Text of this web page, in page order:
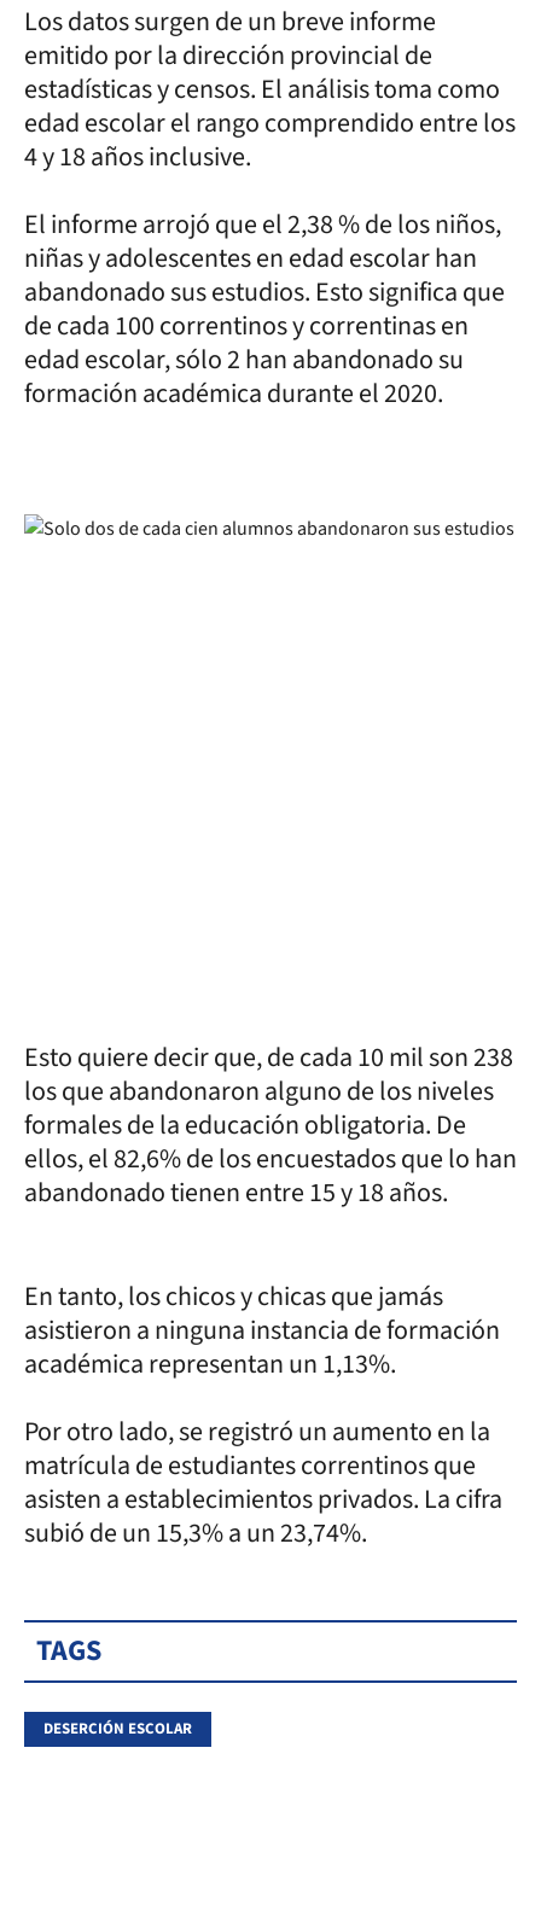
Los datos surgen de un breve informe
emitido por la dirección provincial de
estadísticas y censos. El análisis toma como
edad escolar el rangocomprendido entre los
4 y 18 años inclusive.
El informe arrojó que el 2,38 % de los niños,
niñas y adolescentes en edad escolar han
abandonado sus estudios. Esto significa que
de cada 100 correntinos y correntinas en
edad escolar, sólo 2 han abandonado su
formación académica durante el 2020.
Esto quiere decir que, de cada 10 mil son 238
los que abandonaron alguno de los niveles
formales de la educación obligatoria. De
ellos, el 82,6% de los encuestados que lo han
abandonado tienen entre 15 y 18 años.
En tanto, los chicos y chicas que jamás
asistieron a ninguna instancia de formación
académica representan un 1,13%.
Por otro lado, se registró un aumento en la
matrícula de estudiantes correntinos que
asisten a establecimientos privados. La cifra
subió de un 15,3% a un 23,74%.
TAGS
DESERCIÓN ESCOLAR